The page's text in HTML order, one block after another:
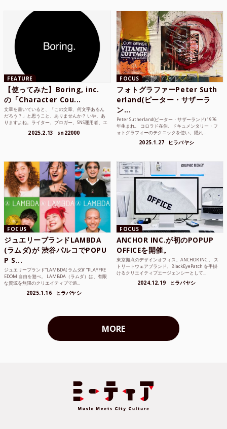
FEATURE
【使ってみた】Boring, inc.
の「Character Cou...
文章を書いていると、「この文章、何文字あるん
だろう？」と思うこと、ありませんか？ いや、あ
りますよね。ライター、ブロガー、SNS運用者、エ
2025.2.13 sn22000
FOCUS
フォトグラファーPeter Suth
erland(ピーター・サザーラ
ン...
Peter Sutherland(ピーター・サザーランド) 1976
年生まれ。 コロラド在住。ドキュメンタリー・フ
ォトグラフィーのテクニックを使い、隠れ...
2025.1.27 ヒラバヤシ
FOCUS
ジュエリーブランドLAMBDA
(ラムダ)が 渋谷パルコでPOPU
P S...
ジュエリーブランド“LAMBDA( ラムダ))” “PLAYFRE
EDOM 自由を遊べ。 LAMBDA（ラムダ）は、有限
な資源を無限のクリエイティブで追...
2025.1.16 ヒラバヤシ
FOCUS
ANCHOR INC.が初のPOPUP
OFFICEを開催。
東京拠点のデザインオフィス、ANCHOR INC.。 ス
トリートウェアブランド、BlackEyePatch を手掛
けるクリエイティブエージェンシーとして...
2024.12.19 ヒラバヤシ
MORE